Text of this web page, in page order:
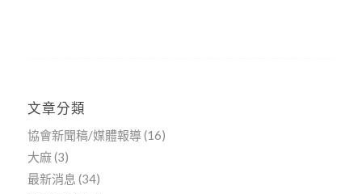
文章分類
協會新聞稿/媒體報導 (16)
大麻(3)
最新消息 (34)